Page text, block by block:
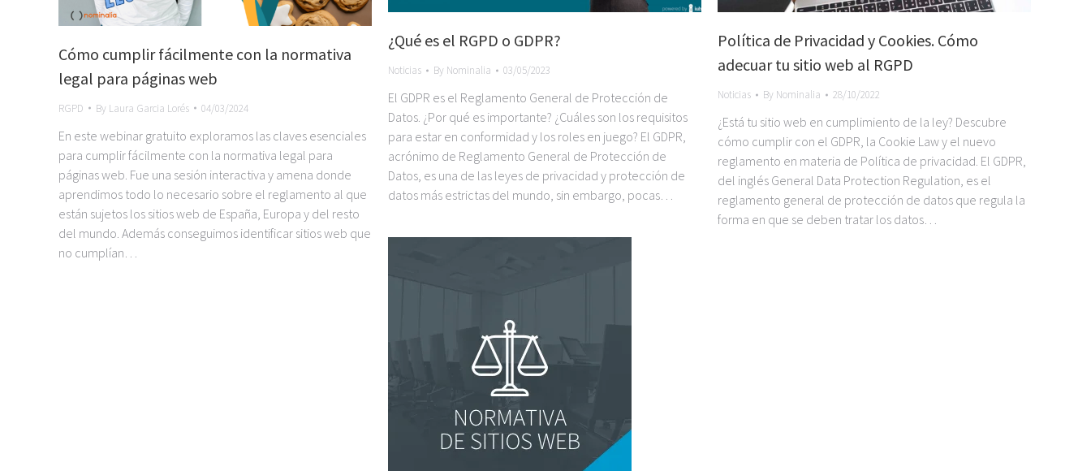
Cómo cumplir fácilmente con la normativa
legal para páginas web
RGPD By Laura Garcia Lorés 04/03/2024
En este webinar gratuito exploramos las claves esenciales
para cumplir fácilmente con la normativa legal para
páginas web. Fue una sesión interactiva y amena donde
aprendimos todo lo necesario sobre el reglamento al que
están sujetos los sitios web de España, Europa y del resto
del mundo. Además conseguimos identificar sitios web que
no cumplían…
¿Qué es el RGPD o GDPR?
Noticias By Nominalia 03/05/2023
El GDPR es el Reglamento General de Protección de
Datos. ¿Por qué es importante? ¿Cuáles son los requisitos
para estar en conformidad y los roles en juego? El GDPR,
acrónimo de Reglamento General de Protección de
Datos, es una de las leyes de privacidad y protección de
datos más estrictas del mundo, sin embargo, pocas…
Política de Privacidad y Cookies. Cómo
adecuar tu sitio web al RGPD
Noticias By Nominalia 28/10/2022
¿Está tu sitio web en cumplimiento de la ley? Descubre
cómo cumplir con el GDPR, la Cookie Law y el nuevo
reglamento en materia de Política de privacidad. El GDPR,
del inglés General Data Protection Regulation, es el
reglamento general de protección de datos que regula la
forma en que se deben tratar los datos…